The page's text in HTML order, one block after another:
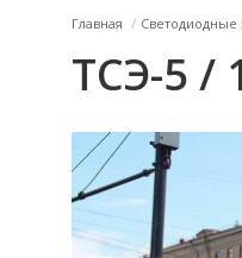
Главная / Светодиодные
ТСЭ-5 /